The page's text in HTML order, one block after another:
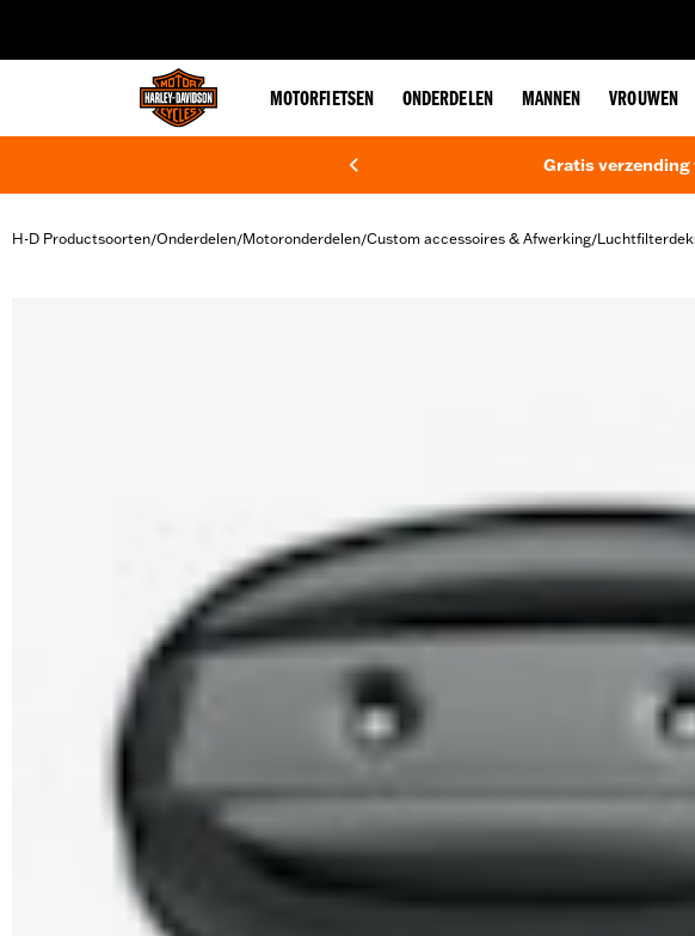
MOTORFIETSEN ONDERDELEN MANNEN VROUWEN
Gratis
H-D Productsoorten/Onderdelen/Motoronderdelen/Custom accessoires & Afwerking/